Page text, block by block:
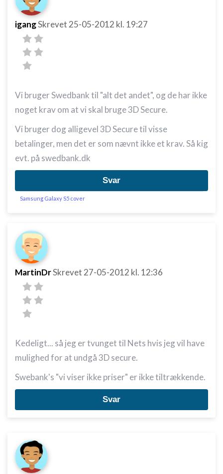
igangSkrevet 25-05-2012 kl. 19:27
Vi bruger Swedbank til "alt det andet", og de har ikke
noget krav om at vi skal bruge 3D Secure.
Vi bruger dog alligevel 3D Secure til visse
betalinger, men det er som nævnt ikke et krav. Så kig
evt. på swedbank.dk
Svar
Samsung Galaxy S5 cover
MartinDrSkrevet 27-05-2012 kl. 12:36
Kedeligt... så jeg er tvunget til Nets hvis jeg vil have
mulighed for at undgå 3D secure.
Swebank's "vi viser ikke priser" er ikke tiltrækkende.
Svar